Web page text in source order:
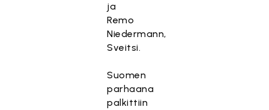
ja
Remo
Niedermann,
Sveitsi.
Suomen
parhaana
palkittiin